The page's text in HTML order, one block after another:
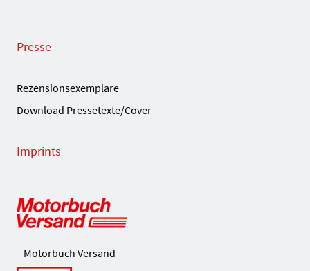
Presse
Rezensionsexemplare
Download Pressetexte/Cover
Imprints
Motorbuch Versand